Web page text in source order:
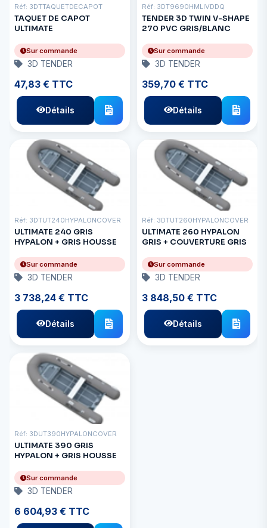
Réf: 3DTTAQUETDECAPOT
TAQUET DE CAPOT
ULTIMATE
Sur commande
3D TENDER
47,83 € TTC
Détails
Réf: 3DT9690HMLIVDDQ
TENDER 3D TWIN V-SHAPE
270 PVC GRIS/BLANC
Sur commande
3D TENDER
359,70 € TTC
Détails
Réf: 3DTUT240HYPALONCOVER
ULTIMATE 240 GRIS
HYPALON + GRIS HOUSSE
Sur commande
3D TENDER
3 738,24 € TTC
Détails
Réf: 3DTUT260HYPALONCOVER
ULTIMATE 260 HYPALON
GRIS + COUVERTURE GRIS
Sur commande
3D TENDER
3 848,50 € TTC
Détails
Réf: 3DUT390HYPALONCOVER
ULTIMATE 390 GRIS
HYPALON + GRIS HOUSSE
Sur commande
3D TENDER
6 604,93 € TTC